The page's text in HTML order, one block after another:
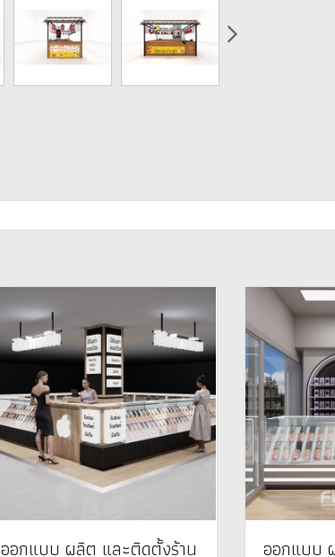
ออกแบบ ผลิต และติดตั้งร้าน ออกแบบ